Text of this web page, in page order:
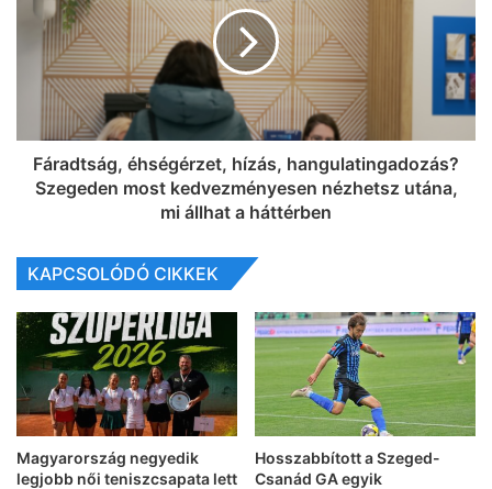
Fáradtság, éhségérzet, hízás, hangulatingadozás?
Szegeden most kedvezményesen nézhetsz utána,
mi állhat a háttérben
KAPCSOLÓDÓ CIKKEK
Magyarország negyedik
legjobb női teniszcsapata lett
Hosszabbított a Szeged-
Csanád GA egyik